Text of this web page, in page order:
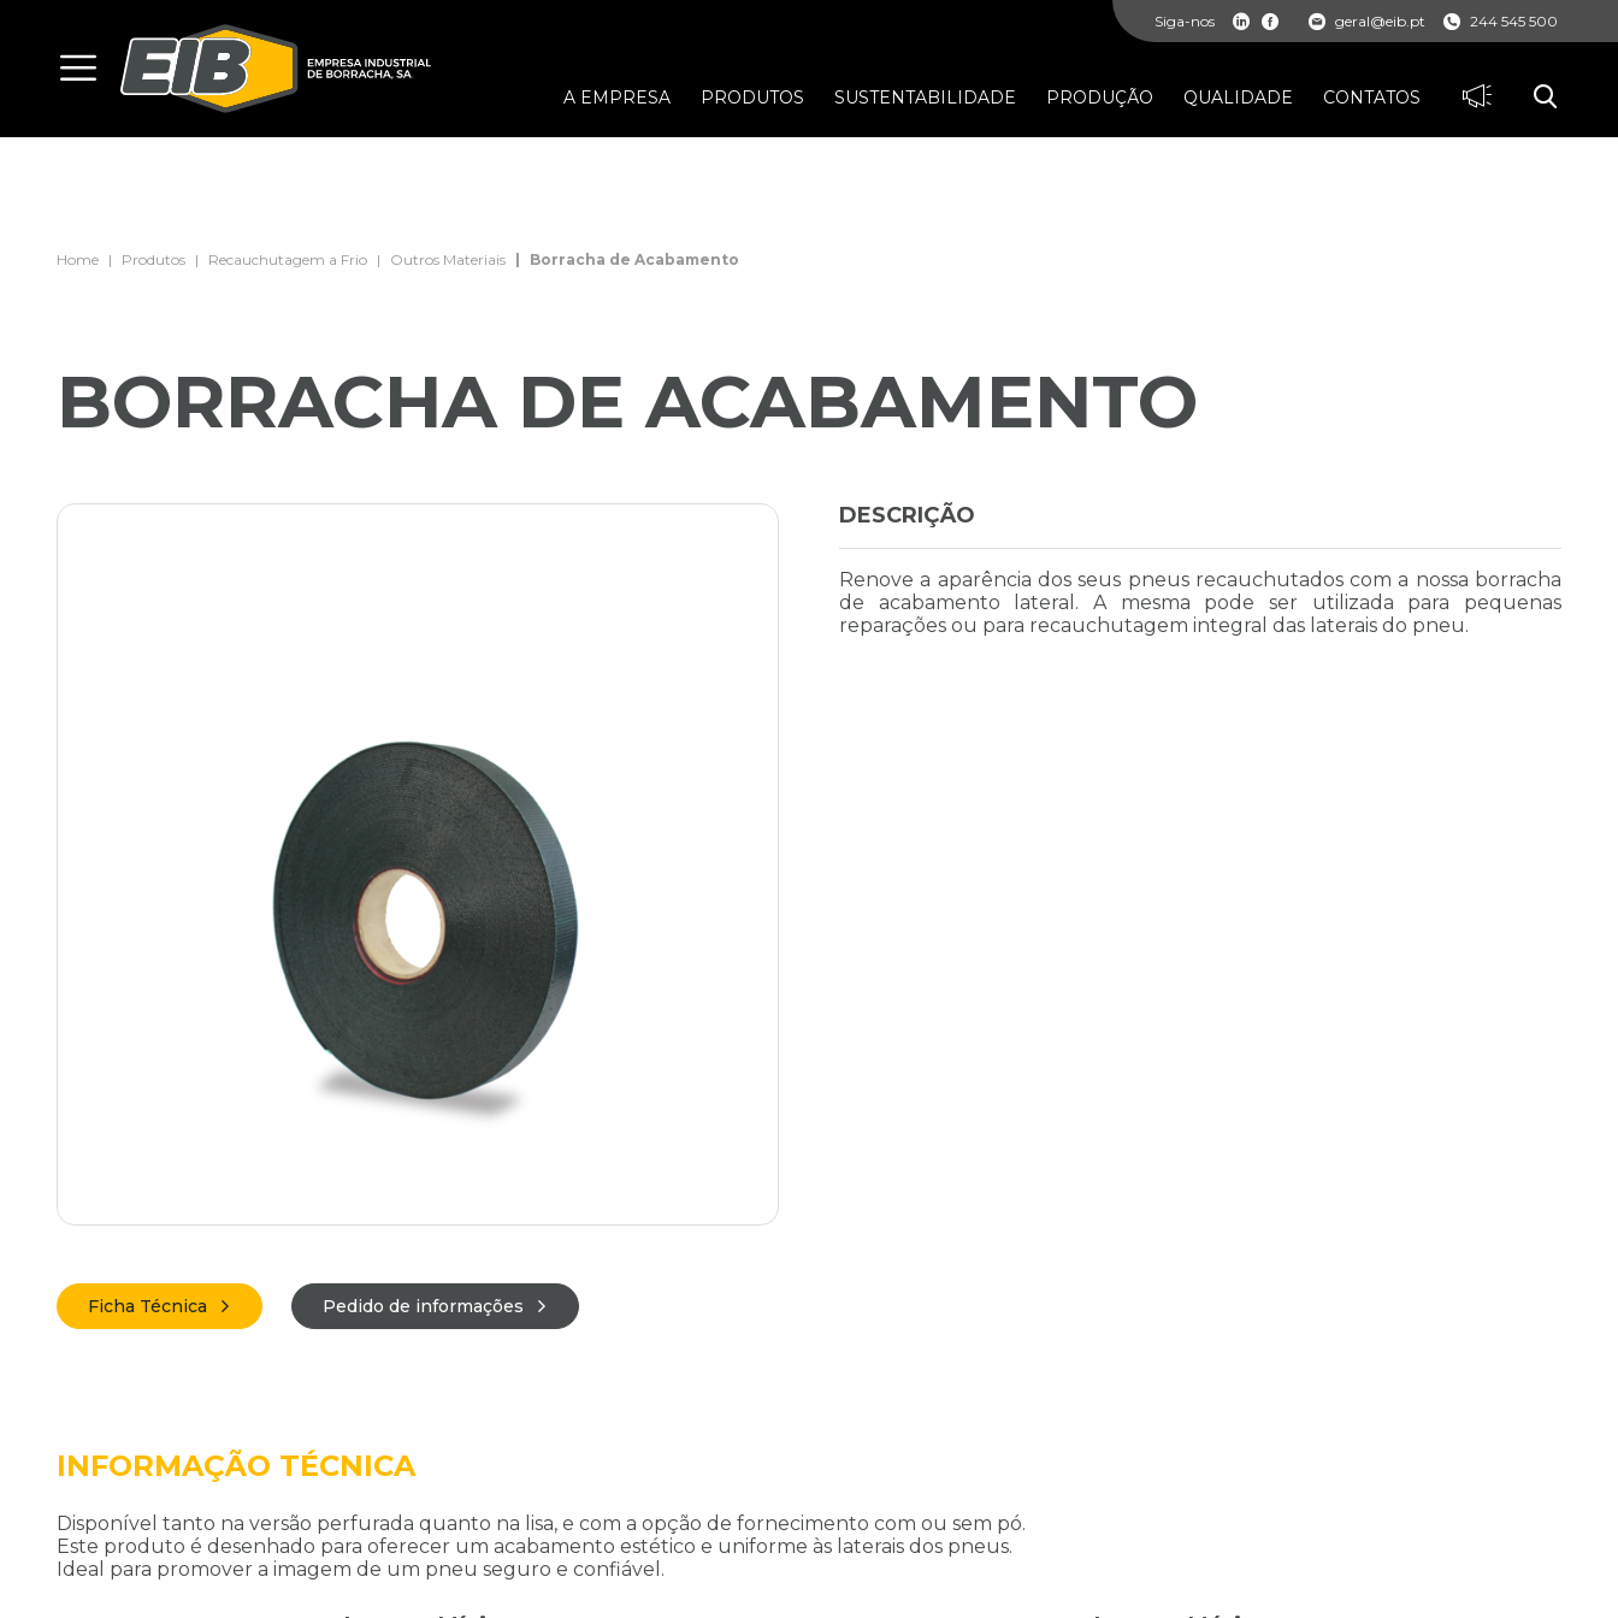
Siga-nos geral@eib.pt 244 545 500
A EMPRESA PRODUTOS SUSTENTABILIDADE PRODUÇÃO QUALIDADE CONTATOS
Home Produtos Recauchutagem a Frio Outros Materiais Borracha de Acabamento
BORRACHA DE ACABAMENTO
DESCRIÇÃO
Renove a aparência dos seus pneus recauchutados com a nossa borracha
de acabamento lateral. A mesma pode ser utilizada para pequenas
reparações ou para recauchutagem integral das laterais do pneu.
Ficha Técnica Pedido de informações
INFORMAÇÃO TÉCNICA
Disponível tanto na versão perfurada quanto na lisa, e com a opção de fornecimento com ou sem pó.
Este produto é desenhado para oferecer um acabamento estético e uniforme às laterais dos pneus.
Ideal para promover a imagem de um pneu seguro e confiável.